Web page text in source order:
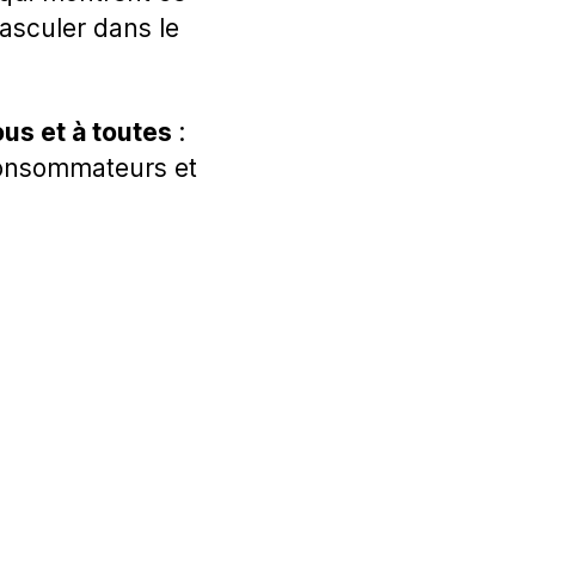
dans le
et à toutes :
et